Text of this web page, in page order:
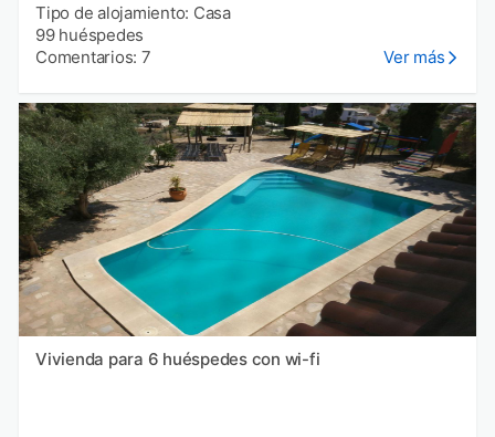
Tipo de alojamiento: Casa
99 huéspedes
Comentarios: 7
Ver más
Vivienda para 6 huéspedes con wi-fi